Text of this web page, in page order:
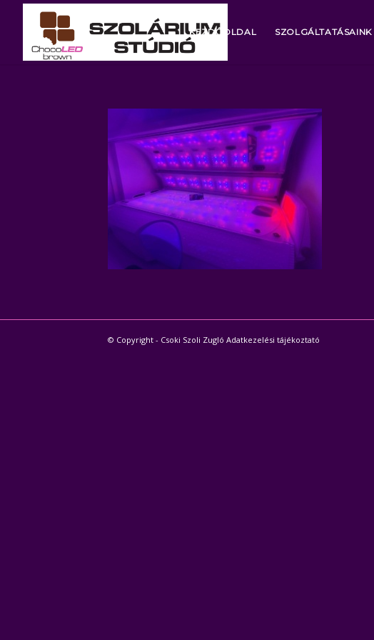
KEZDŐOLDAL SZOLGÁLTATÁSAINK
© Copyright - Csoki Szoli Zugló Adatkezelési tájékoztató